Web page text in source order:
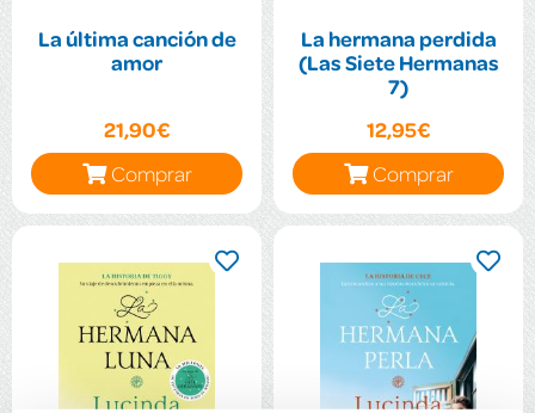
La última canción de
amor
21,90€
Comprar
La hermana perdida
(Las Siete Hermanas
7)
12,95€
Comprar